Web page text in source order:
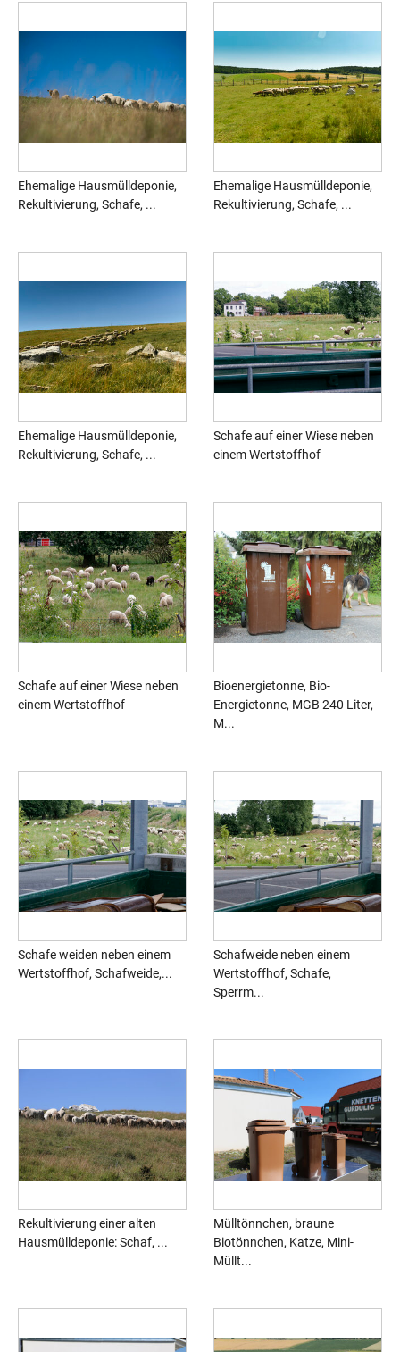
Ehemalige Hausmülldeponie,
Rekultivierung, Schafe, ...
Ehemalige Hausmülldeponie,
Rekultivierung, Schafe, ...
Ehemalige Hausmülldeponie,
Rekultivierung, Schafe, ...
Schafe auf einer Wiese neben
einem Wertstoffhof
Schafe auf einer Wiese neben
einem Wertstoffhof
Bioenergietonne, Bio-
Energietonne, MGB 240 Liter,
M...
Schafe weiden neben einem
Wertstoffhof, Schafweide,...
Schafweide neben einem
Wertstoffhof, Schafe,
Sperrm...
Rekultivierung einer alten
Hausmülldeponie: Schaf, ...
Mülltönnchen, braune
Biotönnchen, Katze, Mini-
Müllt...